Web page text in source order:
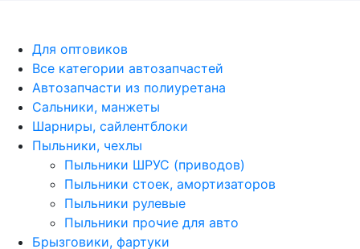
Для оптовиков
Все категории автозапчастей
Автозапчасти из полиуретана
Сальники, манжеты
Шарниры, сайлентблоки
Пыльники, чехлы
Пыльники ШРУС (приводов)
Пыльники стоек, амортизаторов
Пыльники рулевые
Пыльники прочие для авто
Брызговики, фартуки